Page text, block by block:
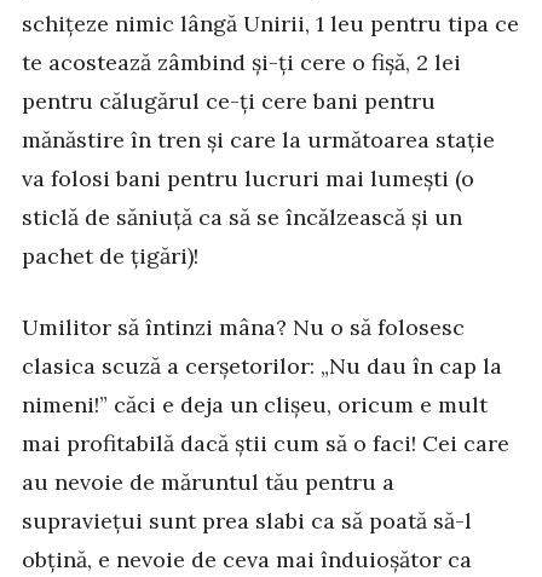
schițeze nimic lângă Unirii, 1 leu pentru tipa ce
te acostează zâmbind și-ți cere o fișă, 2 lei
pentru călugărul ce-ți cere bani pentru
mănăstire în tren și care la următoarea stație
va folosi bani pentru lucruri mai lumești (o
sticlă de săniuță ca să se încălzească și un
pachet de țigări)!
Umilitor să întinzi mâna? Nu o să folosesc
clasica scuză a cerșetorilor: „Nu dau în cap la
nimeni!” căci e deja un clișeu, oricum e mult
mai profitabilă dacă știi cum să o faci! Cei care
au nevoie de măruntul tău pentru a
supraviețui sunt prea slabi ca să poată să-l
obțină, e nevoie de ceva mai înduioșător ca